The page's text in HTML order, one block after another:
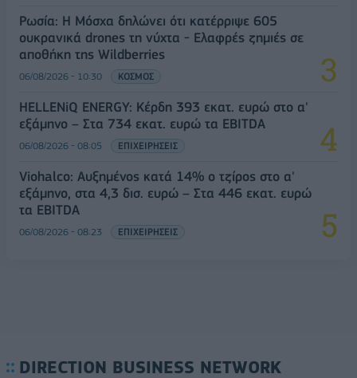
Ρωσία: Η Μόσχα δηλώνει ότι κατέρριψε 605
ουκρανικά drones τη νύχτα - Ελαφρές ζημιές σε
αποθήκη της Wildberries
06/08/2026 - 10:30 ΚΟΣΜΟΣ
HELLENiQ ENERGY: Κέρδη 393 εκατ. ευρώ στο α'
εξάμηνο – Στα 734 εκατ. ευρώ τα EBITDA
06/08/2026 - 08:05 ΕΠΙΧΕΙΡΗΣΕΙΣ
Viohalco: Αυξημένος κατά 14% ο τζίρος στο α'
εξάμηνο, στα 4,3 δισ. ευρώ – Στα 446 εκατ. ευρώ
τα EBITDA
06/08/2026 - 08:23 ΕΠΙΧΕΙΡΗΣΕΙΣ
DIRECTION BUSINESS NETWORK